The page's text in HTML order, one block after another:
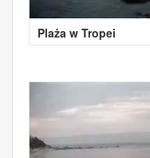
Plaża w Tropei